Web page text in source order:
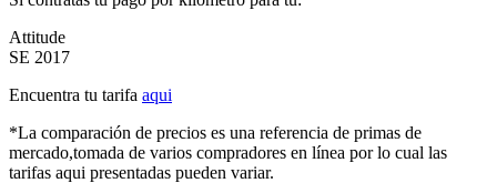
Attitude
SE 2017
Encuentra tu tarifa aqui
*La comparación de precios es una referencia de primas de
mercado,tomada de varios compradores en línea por lo cual las
tarifas aqui presentadas pueden variar.